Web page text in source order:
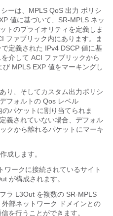
ーは、MPLS QoS 出力 ポリシ
値に基づいて、SR-MPLS ネッ
トのプライオリティを定義しま
ファブリック内にあります。ま
定義された IPv4 DSCP 値に基
介して ACI ファブリックから
MPLS EXP 値をマーキングし
り、そしてカスタム出力ポリシ
フォルトの Qos レベル
パケットに割り当てられま
義されていない場合、デフォル
クから離れるパケットにマーキ
成します。
ワークに接続されているサイト
が構成されます。
ラ L3Out を複数の SR-MPLS
部ネットワーク ドメインとの
を行うことができます。